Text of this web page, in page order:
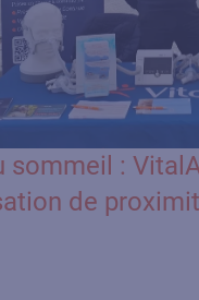
sommeil :
de